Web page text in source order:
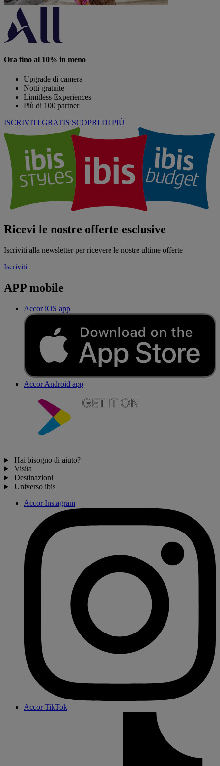
Ora fino al 10% in meno
Upgrade di camera
Notti gratuite
Limitless Experiences
Più di 100 partner
ISCRIVITI GRATIS SCOPRI DI PIÙ
Ricevi le nostre offerte esclusive
Iscriviti alla newsletter per ricevere le nostre ultime offerte
Iscriviti
APP mobile
Accor iOS app
Accor Android app
Hai bisogno di aiuto?
Visita
Destinazioni
Universo ibis
Accor Instagram
Accor TikTok